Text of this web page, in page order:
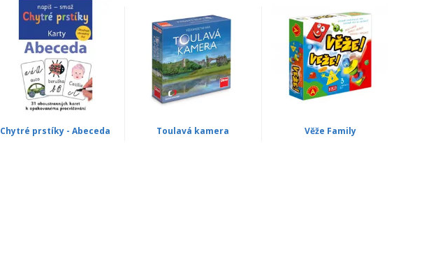
Chytré prstíky - Abeceda Toulavá kamera Věže Family